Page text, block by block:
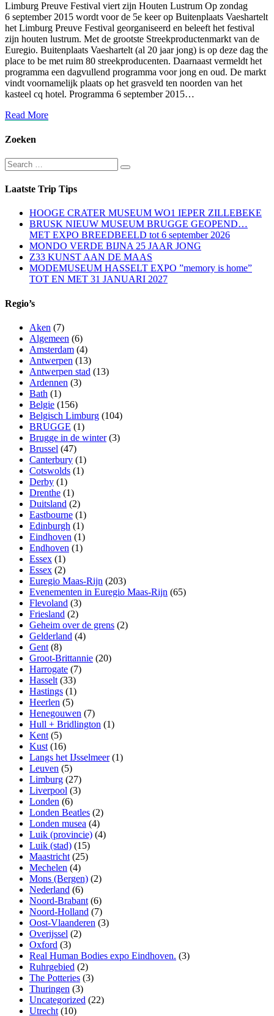
Festival
Limburg Preuve Festival viert zijn Houten Lustrum Op zondag
6 september 2015 wordt voor de 5e keer op Buitenplaats Vaeshartelt
het Limburg Preuve Festival georganiseerd en beleeft het festival
zijn houten lustrum. Met de grootste Streekproductenmarkt van de
Euregio. Buitenplaats Vaeshartelt (al 20 jaar jong) is op deze dag the
place to be met ruim 80 streekproducenten. Daarnaast vermeldt het
programma een dagvullend programma voor jong en oud. De markt
vindt voornamelijk plaats op het grasveld ten noorden van het
kasteel cq hotel. Programma 6 september 2015…
Read MoreRead
Zoeken
Search
for:
Search
Laatste Trip Tips
HOOGE CRATER MUSEUM WO1 IEPER ZILLEBEKE
BRUSK NIEUW MUSEUM BRUGGE GEOPEND…
MET EXPO BREEDBEELD tot 6 september 2026
MONDO VERDE BIJNA 25 JAAR JONG
Z33 KUNST AAN DE MAAS
MODEMUSEUM HASSELT EXPO ”memory is home”
TOT EN MET 31 JANUARI 2027
Regio’s
Aken (7)
Algemeen (6)
Amsterdam (4)
Antwerpen (13)
Antwerpen stad (13)
Ardennen (3)
Bath (1)
Belgie (156)
Belgisch Limburg (104)
BRUGGE (1)
Brugge in de winter(3)
Brussel (47)
Canterbury (1)
Cotswolds (1)
Derby (1)
Drenthe (1)
Duitsland (2)
Eastbourne (1)
Edinburgh (1)
Eindhoven (1)
Endhoven (1)
Essex (1)
Essex (2)
Euregio Maas-Rijn (203)
Evenementen in Euregio Maas-Rijn (65)
Flevoland (3)
Friesland (2)
Geheim over de grens (2)
Gelderland (4)
Gent (8)
Groot-Brittannie (20)
Harrogate (7)
Hasselt (33)
Hastings (1)
Heerlen (5)
Henegouwen (7)
Hull + Bridlington (1)
Kent (5)
Kust (16)
Langs het IJsselmeer(1)
Leuven (5)
Limburg (27)
Liverpool (3)
Londen (6)
Londen Beatles (2)
Londen musea (4)
Luik (provincie) (4)
Luik (stad) (15)
Maastricht (25)
Mechelen (4)
Mons (Bergen) (2)
Nederland (6)
Noord-Brabant (6)
Noord-Holland (7)
Oost-Vlaanderen (3)
Overijssel (2)
Oxford (3)
Real Human Bodies expo Eindhoven. (3)
Ruhrgebied (2)
The Potteries (3)
Thuringen (3)
Uncategorized (22)
Utrecht (10)